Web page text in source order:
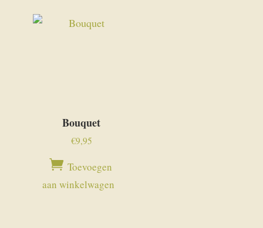
Bouquet
€9,95
Toevoegen
aan winkelwagen